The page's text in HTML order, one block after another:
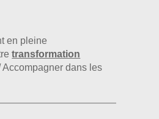
en pleine
transformation
Accompagner dans les